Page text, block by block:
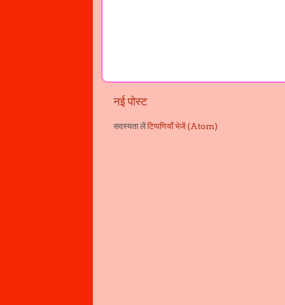
नई पोस्ट
सदस्यता लेंटिप्पणियाँ भेजें (Atom)